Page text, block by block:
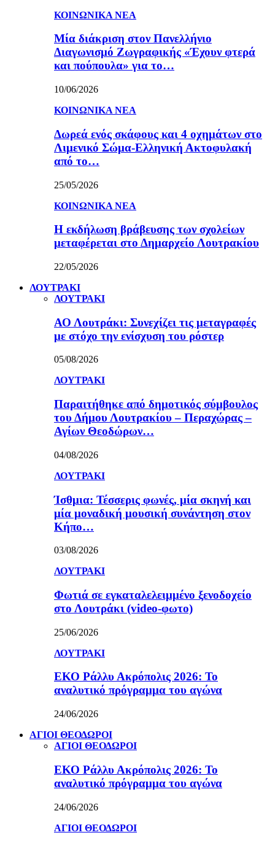
ΚΟΙΝΩΝΙΚΑ ΝΕΑ
Μία διάκριση στον Πανελλήνιο
Διαγωνισμό Ζωγραφικής «Έχουν φτερά
και πούπουλα» για το…
10/06/2026
ΚΟΙΝΩΝΙΚΑ ΝΕΑ
Δωρεά ενός σκάφους και 4 οχημάτων στο
Λιμενικό Σώμα-Ελληνική Ακτοφυλακή
από το…
25/05/2026
ΚΟΙΝΩΝΙΚΑ ΝΕΑ
Η εκδήλωση βράβευσης των σχολείων
μεταφέρεται στο Δημαρχείο Λουτρακίου
22/05/2026
ΛΟΥΤΡΑΚΙ
ΛΟΥΤΡΑΚΙ
ΑΟ Λουτράκι: Συνεχίζει τις μεταγραφές
με στόχο την ενίσχυση του ρόστερ
05/08/2026
ΛΟΥΤΡΑΚΙ
Παραιτήθηκε από δημοτικός σύμβουλος
του Δήμου Λουτρακίου – Περαχώρας –
Αγίων Θεοδώρων…
04/08/2026
ΛΟΥΤΡΑΚΙ
Ίσθμια: Τέσσερις φωνές, μία σκηνή και
μία μοναδική μουσική συνάντηση στον
Κήπο…
03/08/2026
ΛΟΥΤΡΑΚΙ
Φωτιά σε εγκαταλελειμμένο ξενοδοχείο
στο Λουτράκι (video-φωτο)
25/06/2026
ΛΟΥΤΡΑΚΙ
ΕΚΟ Ράλλυ Ακρόπολις 2026: Το
αναλυτικό πρόγραμμα του αγώνα
24/06/2026
ΑΓΙΟΙ ΘΕΟΔΩΡΟΙ
ΑΓΙΟΙ ΘΕΟΔΩΡΟΙ
ΕΚΟ Ράλλυ Ακρόπολις 2026: Το
αναλυτικό πρόγραμμα του αγώνα
24/06/2026
ΑΓΙΟΙ ΘΕΟΔΩΡΟΙ